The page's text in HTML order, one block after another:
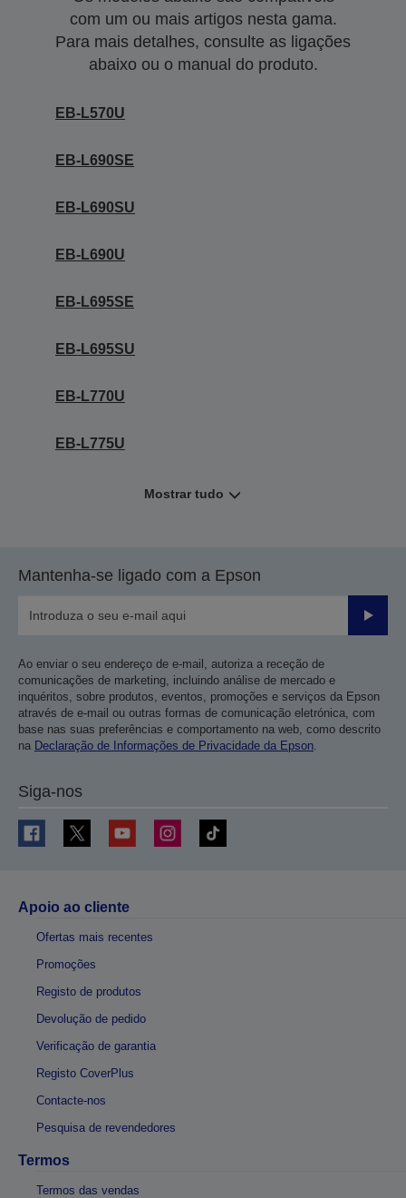
com um ou mais artigos nesta gama.
Para mais detalhes, consulte as ligações
abaixo ou o manual do produto.
EB-L570U
EB-L690SE
EB-L690SU
EB-L690U
EB-L695SE
EB-L695SU
EB-L770U
EB-L775U
Mostrar tudo
Mantenha-se ligado com a Epson
Enviar
Ao enviar o seu endereço de e-mail, autoriza a receção de
comunicações de marketing, incluindo análise de mercado e
inquéritos, sobre produtos, eventos, promoções e serviços da Epson
através de e-mail ou outras formas de comunicação eletrónica, com
base nas suas preferências e comportamento na web, como descrito
na Declaração de Informações de Privacidade da Epson.
Siga-nos
Apoio ao cliente
Ofertas mais recentes
Promoções
Registo de produtos
Devolução de pedido
Verificação de garantia
Registo CoverPlus
Contacte-nos
Pesquisa de revendedores
Termos
Termos das vendas